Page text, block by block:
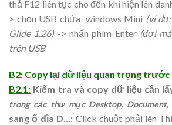
thả F12 liên tục cho đến khi hiện lên
> chọn USB chứa windows Mini (ví
Glide 1.26)-> nhấn phím Enter (đợi
trên USB
B2: Copy lại dữ liệu quan trọng trước
B2.1: Kiểm tra và copy dữ liệu cần
trong các thư mục Desktop,
sang ổ đĩa D…: Click chuột phải lên